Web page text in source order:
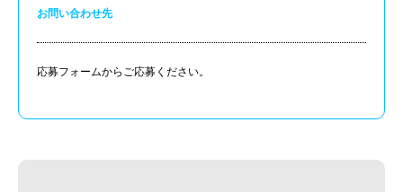
お問い合わせ先
応募フォームからご応募ください。